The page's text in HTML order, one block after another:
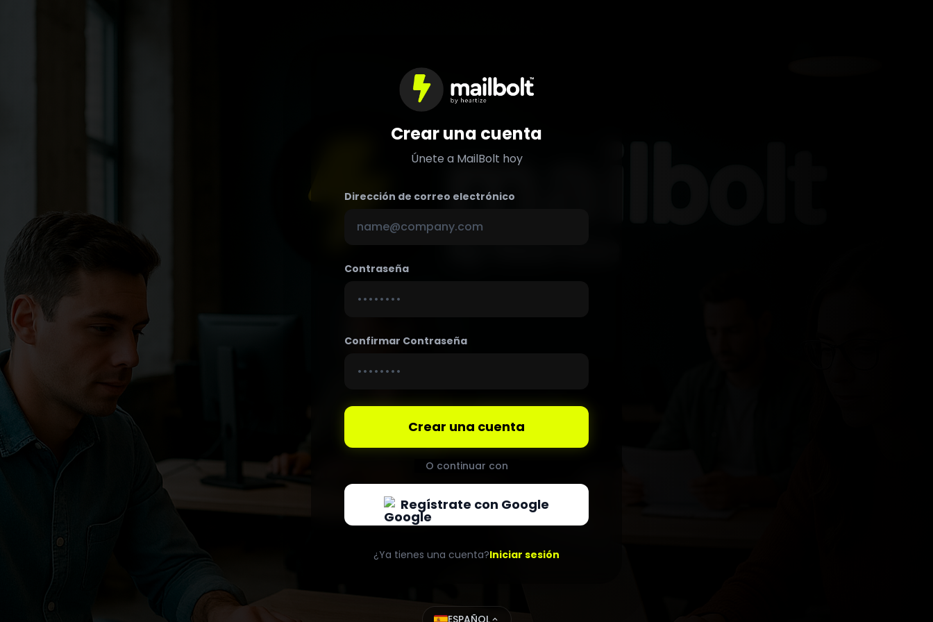
Crear una cuenta
Únete a MailBolt hoy
Dirección de correo electrónico
Contraseña
Confirmar Contraseña
Crear una cuenta
O continuar con
Regístrate con Google
¿Ya tienes una cuenta?Iniciar sesión
ESPAÑOLexpand_less